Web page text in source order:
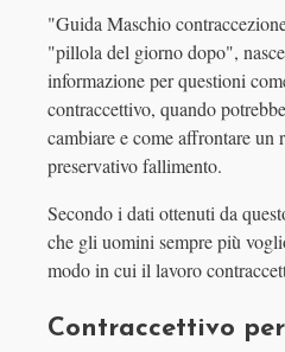
"Guida Maschio
"pillola del giorno dopo",
informazione per questioni
contraccettivo, quando
cambiare e come affrontare un
preservativo fallimento.
Secondo i dati ottenuti da
che gli uomini sempre più
modo in cui il lavoro
Contraccettivo